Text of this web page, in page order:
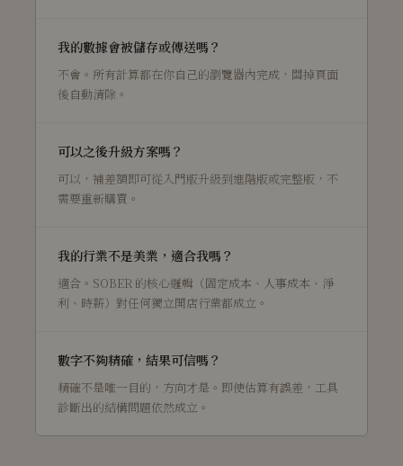
我的數據會被儲存或傳送嗎？
不會。所有計算都在你自己的瀏覽器內完成，關掉頁面
後自動清除。
可以之後升級方案嗎？
可以，補差額即可從入門版升級到進階版或完整版，不
需要重新購買。
我的行業不是美業，適合我嗎？
適合。SOBER 的核心邏輯（固定成本、人事成本、淨
利、時薪）對任何獨立開店行業都成立。
數字不夠精確，結果可信嗎？
精確不是唯一目的，方向才是。即使估算有誤差，工具
診斷出的結構問題依然成立。